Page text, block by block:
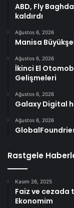
ABD, Fly
kaldırdı
Ağustos 6, 2026
Manisa
Ağustos 6, 2026
İkinci El
Gelişmeleri
Ağustos 6, 2026
Galaxy Digital
Ağustos 6, 2026
Rastgele
Kasım 26, 2025
Faiz ve cezada
Ekonomim